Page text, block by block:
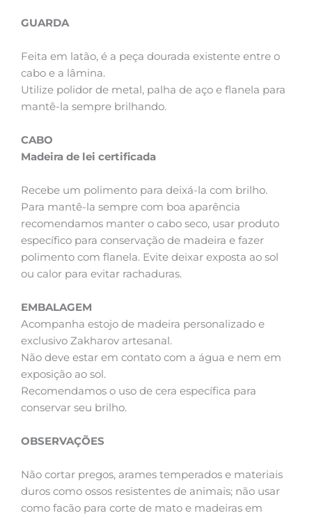
GUARDA
Feita em latão, é a peça dourada existente entre o
cabo e a lâmina.
Utilize polidor de metal, palha de aço e flanela para
mantê-la sempre brilhando.
CABO
Madeira de lei certificada
Recebe um polimento para deixá-la com brilho.
Para mantê-la sempre com boa aparência
recomendamos manter o cabo seco, usar produto
específico para conservação de madeira e fazer
polimento com flanela. Evite deixar exposta ao sol
ou calor para evitar rachaduras.
EMBALAGEM
Acompanha estojo de madeira personalizado e
exclusivo Zakharov artesanal.
Não deve estar em contato com a água e nem em
exposição ao sol.
Recomendamos o uso de cera específica para
conservar seu brilho.
OBSERVAÇÕES
Não cortar pregos, arames temperados e materiais
duros como ossos resistentes de animais; não usar
como facão para corte de mato e madeiras em